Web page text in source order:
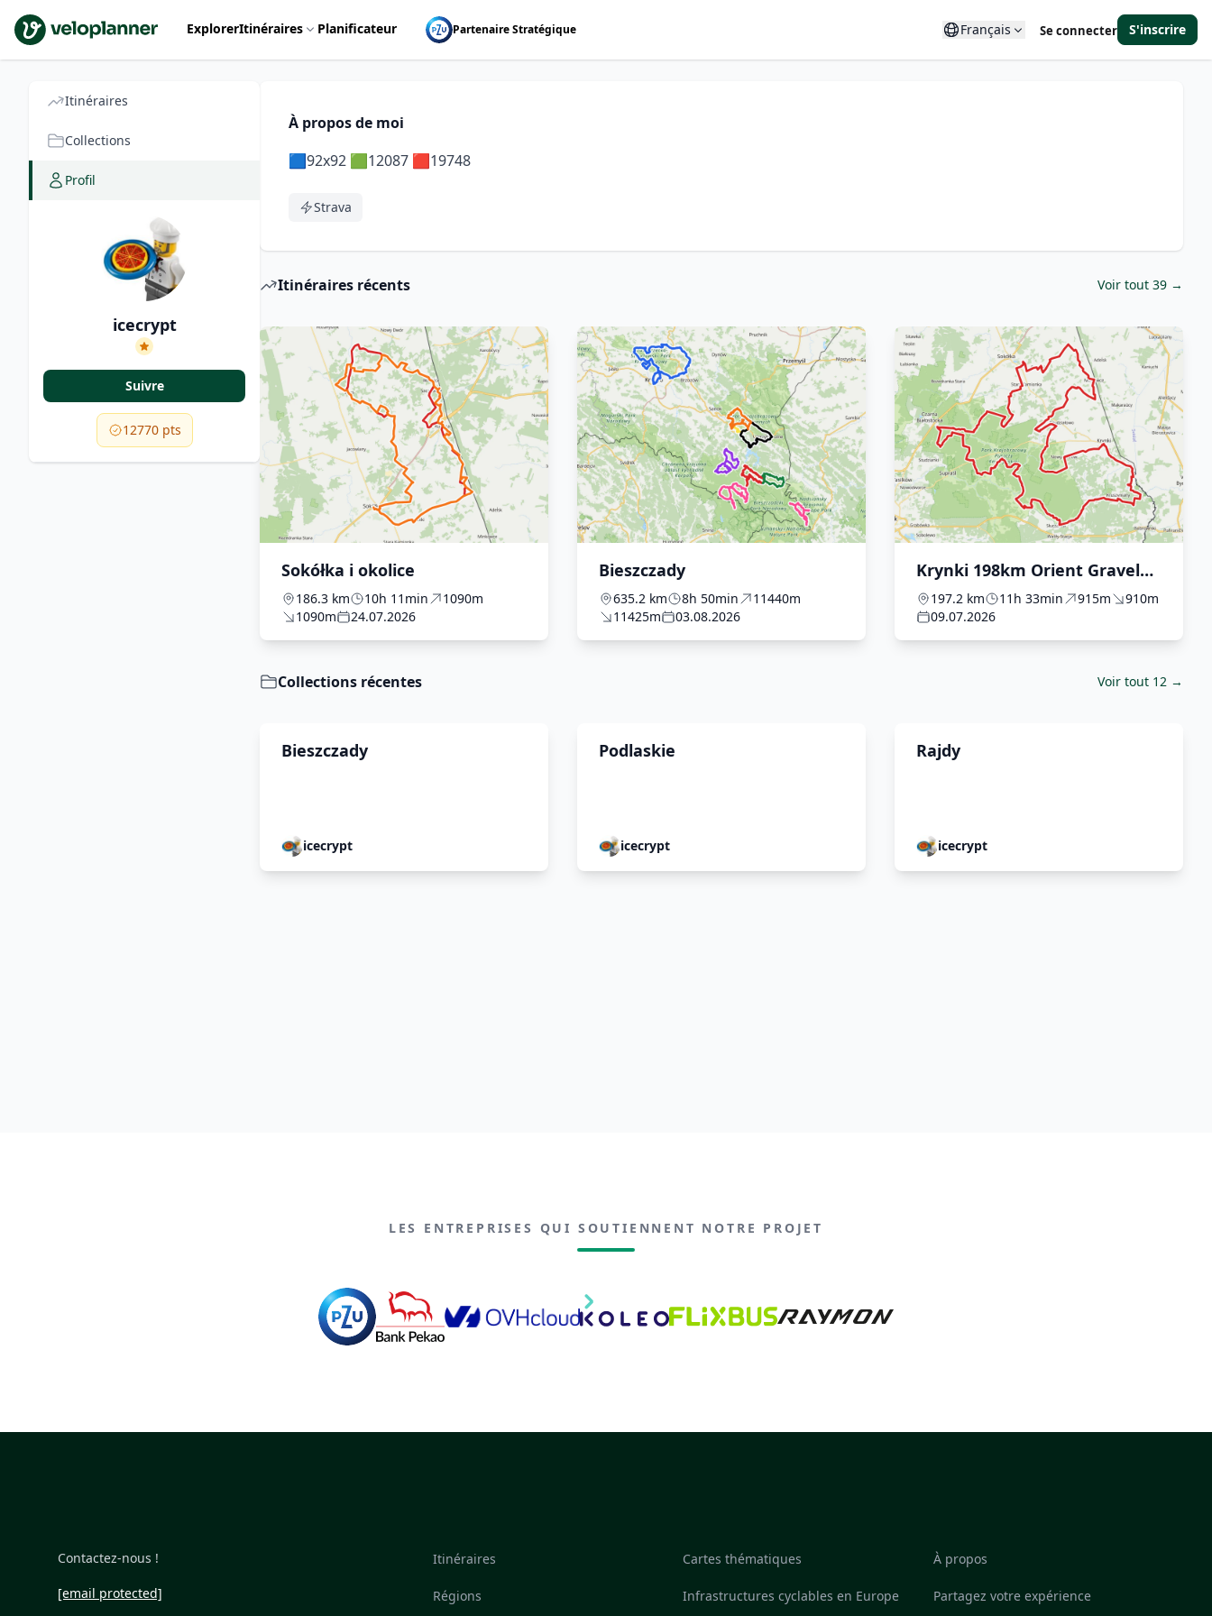
VeloPlanner ExplorerItinéraires Planificateur Partenaire Stratégique Français Se connecter S'inscrire
Itinéraires
Collections
Profil
icecrypt
Suivre
12770 pts
À propos de moi
🟦92x92 🟩12087 🟥19748
Strava
Itinéraires récents Voir tout 39 →
Sokółka i okolice
186.3 km 10h 11min
1090m
1090m
24.07.2026
Bieszczady
635.2 km 8h 50min
11440m
11425m
03.08.2026
Krynki 198km Orient Gravel
2026
197.2 km 11h 33min 915m
910m
09.07.2026
Collections récentes Voir tout 12 →
Bieszczady
icecrypt
Podlaskie
icecrypt
Rajdy
icecrypt
LES ENTREPRISES QUI SOUTIENNENT NOTRE PROJET
Contactez-nous !
[email protected]
Itinéraires
Régions
Cartes thématiques
Infrastructures cyclables en Europe
À propos
Partagez votre expérience